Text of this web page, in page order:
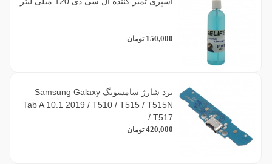
150,000 تومان
برد شارژ سامسونگ Samsung Galaxy
Tab A 10.1 2019 / T510 / T515 / T515N
/ T517
420,000 تومان